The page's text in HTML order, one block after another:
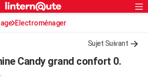
S'inscrire
Connexion
Electroménager
Sujet Suivant
Candy grand confort 0.